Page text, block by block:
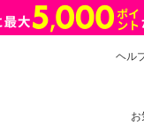
ヘル
お